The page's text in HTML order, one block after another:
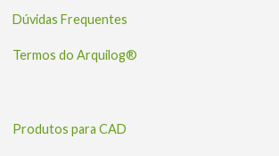
Dúvidas Frequentes
Termos do Arquilog®
Produtos para CAD